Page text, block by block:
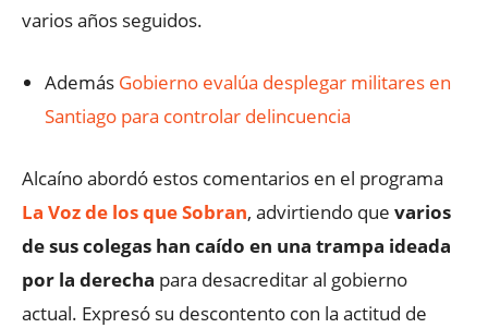
varios años seguidos.
Además Gobierno evalúa desplegar militares en
Santiago para controlar delincuencia
Alcaíno abordó estos comentarios en el programa
La Voz de los que Sobran, advirtiendo que varios
de sus colegas han caído en una trampa ideada
por la derecha para desacreditar al gobierno
actual. Expresó su descontento con la actitud de